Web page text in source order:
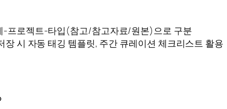
-프로젝트-타입(참고/참고자료/원본)으로 구분
장 시 자동 태깅 템플릿, 주간 큐레이션 체크리스트 활용